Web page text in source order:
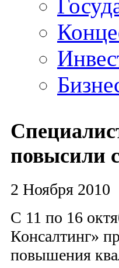
повысили
2 Ноября 2010
С 11 по 16
Консалтинг»
повышения